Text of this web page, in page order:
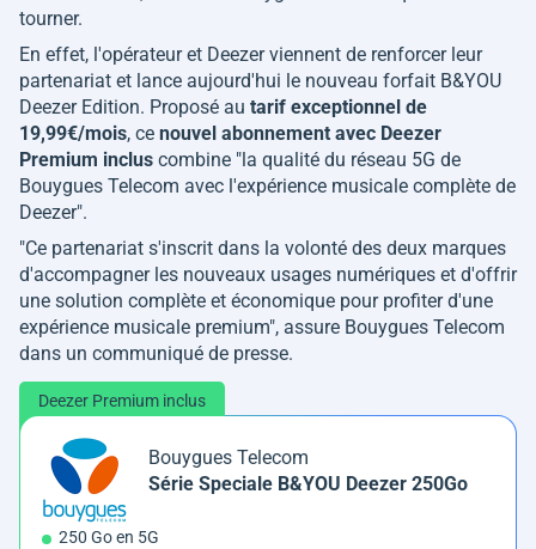
tourner.
En effet, l'opérateur et Deezer viennent de renforcer leur
partenariat et lance aujourd'hui le nouveau forfait B&YOU
Deezer Edition. Proposé au tarif exceptionnel de
19,99€/mois, ce nouvel abonnement avec Deezer
Premium inclus combine " la qualité du réseau 5G de
Bouygues Telecom avec l'expérience musicale complète de
Deezer".
"Ce partenariat s'inscrit dans la volonté des deux marques
d'accompagner les nouveaux usages numériques et d'offrir
une solution complète et économique pour profiter d'une
expérience musicale premium", assure Bouygues Telecom
dans un communiqué de presse.
Deezer Premium inclus
Bouygues Telecom
Série Speciale B&YOU Deezer 250Go
250 Go en 5G